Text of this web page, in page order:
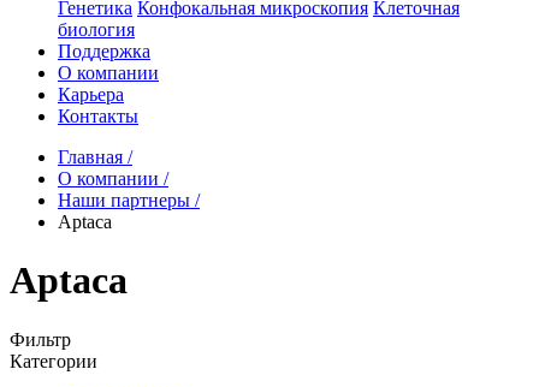
Генетика Конфокальная микроскопия Клеточная
биология
Поддержка
О компании
Карьера
Контакты
Главная /
О компании /
Наши партнеры /
Aptaca
Aptaca
Фильтр
Категории